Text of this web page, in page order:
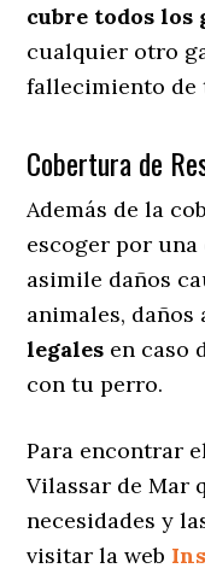
cubre todos
cualquier otro
fallecimiento de
Cobertura de
Además de la
escoger por una
asimile daños
animales,
legales en caso
con tu perro.
Para encontrar el
Vilassar de Mar
necesidades y
visitar la web